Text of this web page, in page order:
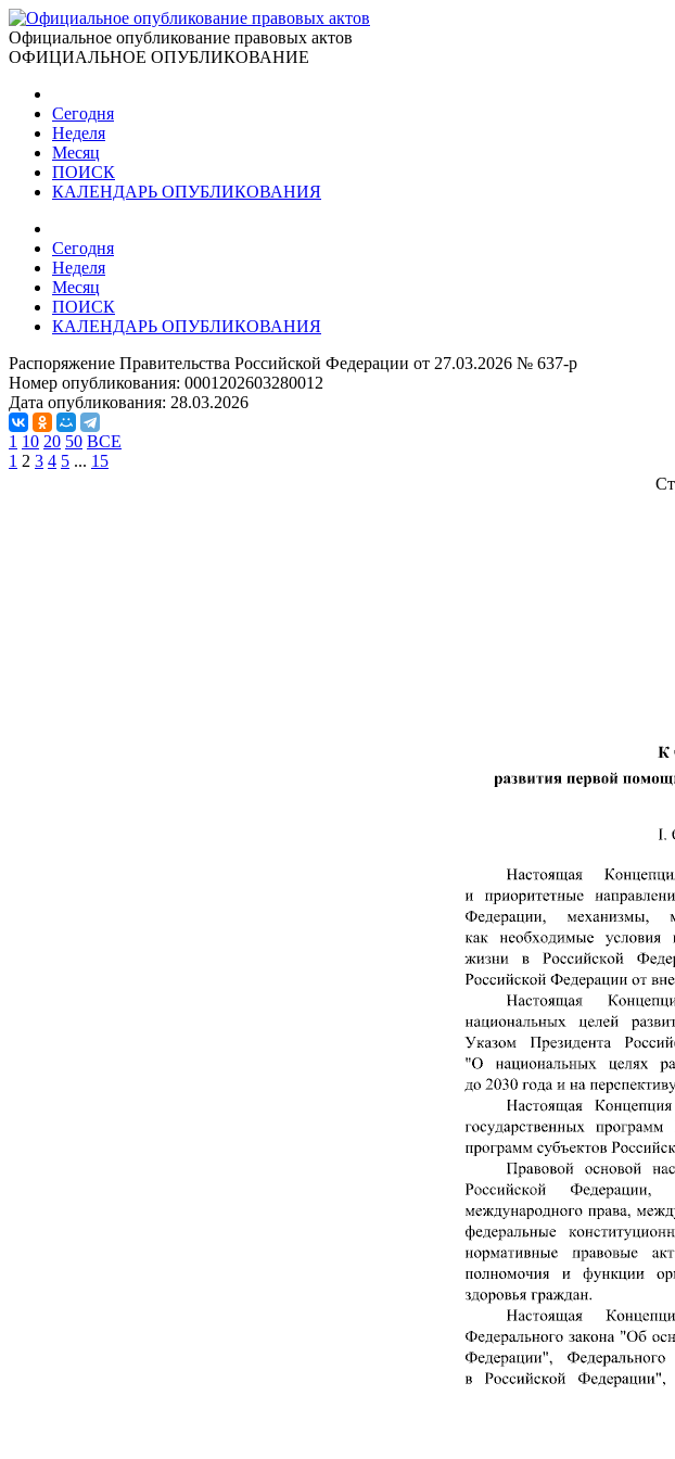
Официальное опубликование правовых актов
ОФИЦИАЛЬНОЕ ОПУБЛИКОВАНИЕ
Сегодня
Неделя
Месяц
ПОИСК
КАЛЕНДАРЬ ОПУБЛИКОВАНИЯ
Сегодня
Неделя
Месяц
ПОИСК
КАЛЕНДАРЬ ОПУБЛИКОВАНИЯ
Распоряжение Правительства Российской Федерации от 27.03.2026 № 637-р
Номер опубликования: 0001202603280012
Дата опубликования: 28.03.2026
1 10 20 50 ВСЕ
1 2 3 4 5 ... 15